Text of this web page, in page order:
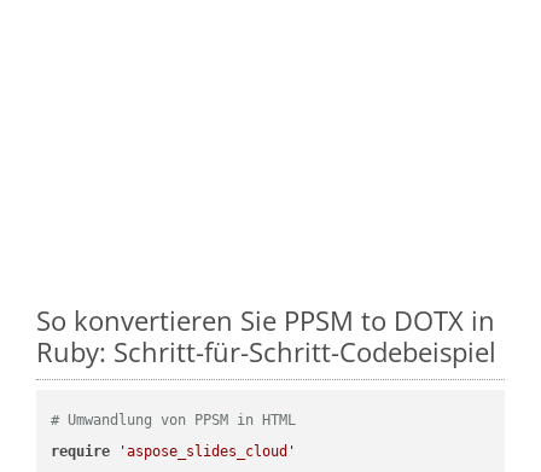
So konvertieren Sie PPSM to DOTX in
Ruby: Schritt-für-Schritt-Codebeispiel
# Umwandlung von PPSM in HTML
require
'aspose_slides_cloud'